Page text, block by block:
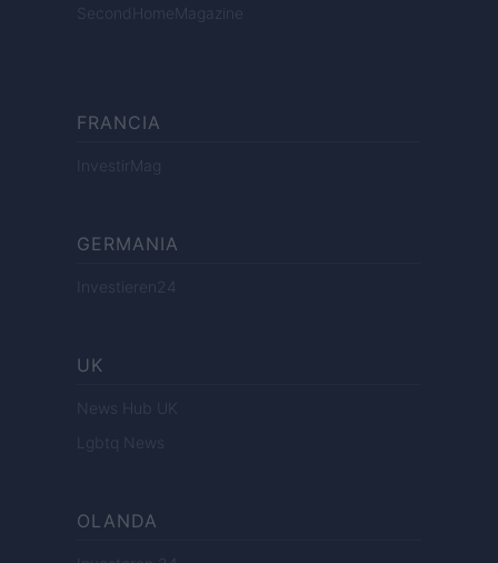
SecondHomeMagazine
FRANCIA
InvestirMag
GERMANIA
Investieren24
UK
News Hub UK
Lgbtq News
OLANDA